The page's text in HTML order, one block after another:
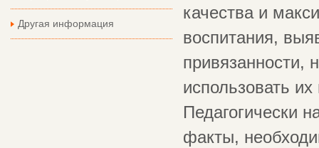
Другая информация
качества и
воспитания,
привязанности,
использовать
Педагогически
факты,